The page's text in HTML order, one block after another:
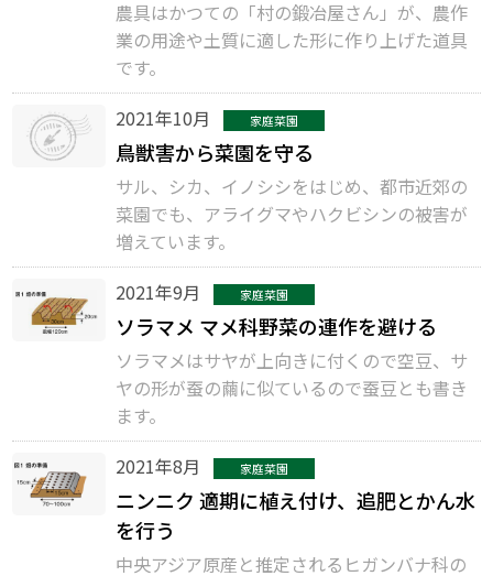
農具はかつての「村の鍛冶屋さん」が、農作
業の用途や土質に適した形に作り上げた道具
です。
2021年10月
家庭菜園
鳥獣害から菜園を守る
サル、シカ、イノシシをはじめ、都市近郊の
菜園でも、アライグマやハクビシンの被害が
増えています。
2021年9月
家庭菜園
ソラマメ マメ科野菜の連作を避ける
ソラマメはサヤが上向きに付くので空豆、サ
ヤの形が蚕の繭に似ているので蚕豆とも書き
ます。
2021年8月
家庭菜園
ニンニク 適期に植え付け、追肥とかん水
を行う
中央アジア原産と推定されるヒガンバナ科の